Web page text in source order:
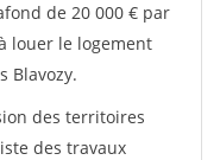
de 20 000 € par
louer le logement
Blavozy.
des territoires
des travaux